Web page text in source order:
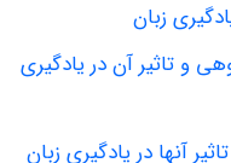
زبان
و تاثیر آن در یادگیری
آنها در یادگیری زبان